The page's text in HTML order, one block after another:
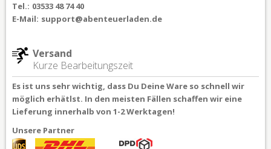
Tel.: 03533 48 74 40
E-Mail: support@abenteuerladen.de
Versand
Kurze Bearbeitungszeit
Es ist uns sehr wichtig, dass Du Deine Ware so schnell wir
möglich erhätlst. In den meisten Fällen schaffen wir eine
Lieferung innerhalb von 1-2 Werktagen!
Unsere Partner